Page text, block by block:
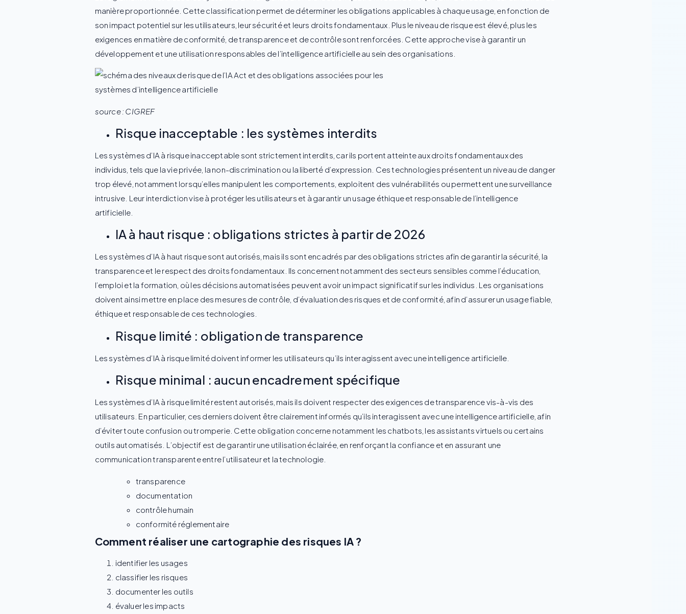
manière proportionnée. Cette classification permet de déterminer les obligations applicables à chaque usage, en fonction de
son impact potentiel sur les utilisateurs, leur sécurité et leurs droits fondamentaux. Plus le niveau de risque est élevé, plus les
exigences en matière de conformité, de transparence et de contrôle sont renforcées. Cette approche vise à garantir un
développement et une utilisation responsables de l’intelligence artificielle au sein des organisations.
source : CIGREF
Risque inacceptable : les systèmes interdits
Les systèmes d’IA à risque inacceptable sont strictement interdits, car ils portent atteinte aux droits fondamentaux des
individus, tels que la vie privée, la non-discrimination ou la liberté d’expression. Ces technologies présentent un niveau de danger
trop élevé, notamment lorsqu’elles manipulent les comportements, exploitent des vulnérabilités ou permettent une surveillance
intrusive. Leur interdiction vise à protéger les utilisateurs et à garantir un usage éthique et responsable de l’intelligence
artificielle.
IA à haut risque : obligations strictes à partir de 2026
Les systèmes d’IA à haut risque sont autorisés, mais ils sont encadrés par des obligations strictes afin de garantir la sécurité, la
transparence et le respect des droits fondamentaux. Ils concernent notamment des secteurs sensibles comme l’éducation,
l’emploi et la formation, où les décisions automatisées peuvent avoir un impact significatif sur les individus. Les organisations
doivent ainsi mettre en place des mesures de contrôle, d’évaluation des risques et de conformité, afin d’assurer un usage fiable,
éthique et responsable de ces technologies.
Risque limité : obligation de transparence
Les systèmes d’IA à risque limité doivent informer les utilisateurs qu’ils interagissent avec une intelligence artificielle.
Risque minimal : aucun encadrement spécifique
Les systèmes d’IA à risque limité restent autorisés, mais ils doivent respecter des exigences de transparence vis-à-vis des
utilisateurs. En particulier, ces derniers doivent être clairement informés qu’ils interagissent avec une intelligence artificielle, afin
d’éviter toute confusion ou tromperie. Cette obligation concerne notamment les chatbots, les assistants virtuels ou certains
outils automatisés. L’objectif est de garantir une utilisation éclairée, en renforçant la confiance et en assurant une
communication transparente entre l’utilisateur et la technologie.
transparence
documentation
contrôle humain
conformité réglementaire
Comment réaliser une cartographie des risques IA ?
identifier les usages
classifier les risques
documenter les outils
évaluer les impacts